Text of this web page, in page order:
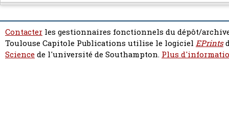
Contacter les gestionnaires fonctionnels du dépôt/
Toulouse Capitole Publications utilise le logiciel EPrints
Sciencede l'université de Southampton. Plus